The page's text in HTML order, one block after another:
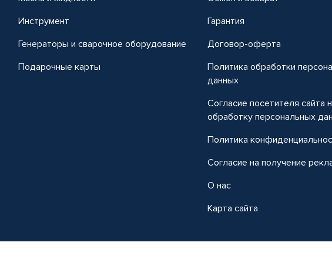
Инструмент
Генераторы и сварочное оборудование
Подарочные карты
Гарантия
Договор-оферта
Политика обработки
данных
Согласие посетителя сайта
обработку персональных
Политика
Согласие на получение
О нас
Карта сайта